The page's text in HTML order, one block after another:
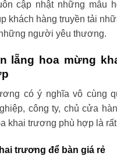
cập nhật những mẫu
khách hàng truyền tải
người yêu thương.
lẵng hoa mừng
có ý nghĩa vô cùng
công ty, chủ cửa
khai trương phù hợp là
trương để bàn giá rẻ